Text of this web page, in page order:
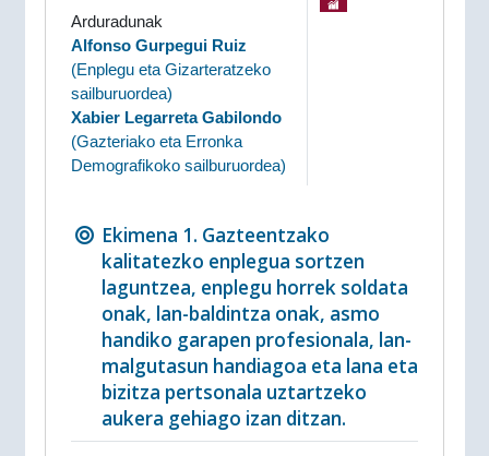
Arduradunak
Alfonso Gurpegui Ruiz
(Enplegu eta Gizarteratzeko
sailburuordea)
Xabier Legarreta Gabilondo
(Gazteriako eta Erronka
Demografikoko sailburuordea)
Ekimena 1. Gazteentzako
kalitatezko enplegua sortzen
laguntzea, enplegu horrek soldata
onak, lan-baldintza onak, asmo
handiko garapen profesionala, lan-
malgutasun handiagoa eta lana eta
bizitza pertsonala uztartzeko
aukera gehiago izan ditzan.